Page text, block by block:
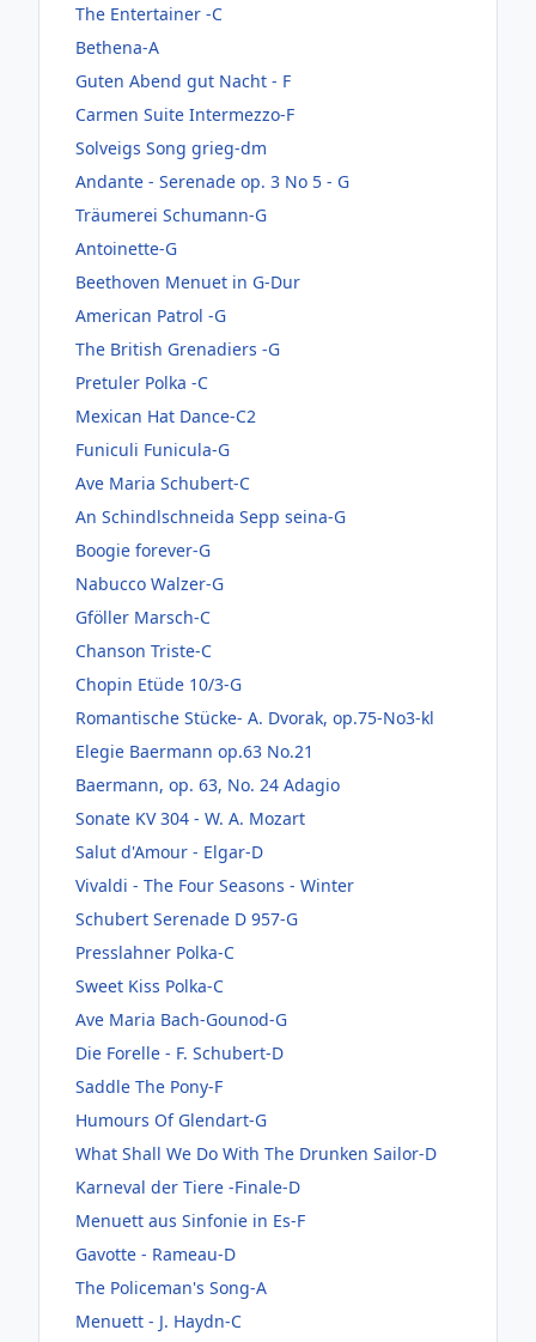
The Entertainer -C
Bethena-A
Guten Abend gut Nacht - F
Carmen Suite Intermezzo-F
Solveigs Song grieg-dm
Andante - Serenade op. 3 No 5 - G
Träumerei Schumann-G
Antoinette-G
Beethoven Menuet in G-Dur
American Patrol -G
The British Grenadiers -G
Pretuler Polka -C
Mexican Hat Dance-C2
Funiculi Funicula-G
Ave Maria Schubert-C
An Schindlschneida Sepp seina-G
Boogie forever-G
Nabucco Walzer-G
Gföller Marsch-C
Chanson Triste-C
Chopin Etüde 10/3-G
Romantische Stücke- A. Dvorak, op.75-No3-kl
Elegie Baermann op.63 No.21
Baermann, op. 63, No. 24 Adagio
Sonate KV 304 - W. A. Mozart
Salut d'Amour - Elgar-D
Vivaldi - The Four Seasons - Winter
Schubert Serenade D 957-G
Presslahner Polka-C
Sweet Kiss Polka-C
Ave Maria Bach-Gounod-G
Die Forelle - F. Schubert-D
Saddle The Pony-F
Humours Of Glendart-G
What Shall We Do With The Drunken Sailor-D
Karneval der Tiere -Finale-D
Menuett aus Sinfonie in Es-F
Gavotte - Rameau-D
The Policeman's Song-A
Menuett - J. Haydn-C